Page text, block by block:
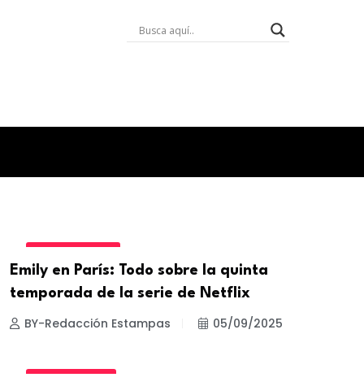
Emily en París: Todo sobre la quinta
temporada de la serie de Netflix
BY-Redacción Estampas 05/09/2025